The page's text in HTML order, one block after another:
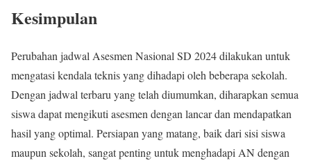
Kesimpulan
Perubahan jadwal Asesmen Nasional SD 2024 dilakukan untuk
mengatasi kendala teknis yang dihadapi oleh beberapa sekolah.
Dengan jadwal terbaru yang telah diumumkan, diharapkan semua
siswa dapat mengikuti asesmen dengan lancar dan mendapatkan
hasil yang optimal. Persiapan yang matang, baik dari sisi siswa
maupun sekolah, sangat penting untuk menghadapi AN dengan